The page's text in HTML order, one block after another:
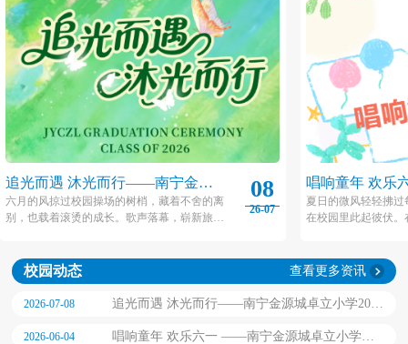
追光而遇 沐光而行——南宁金源
城卓立小学2026届毕业典礼
六月的风掠过校园操场的树梢，藏着不舍的离
别，也载着滚烫的成长。歌声落幕，崭新旅程
场闪闪发光的未来。
08
26-07
唱响童年 欢
城卓立小学
动
夏日的微风轻轻拂
在校园里此起彼伏
之际拉开帷幕！
校园动态 查看更多资讯
2026-07-08
追光而遇 沐光而行——南宁金源城卓立小学2026
届毕业典礼
2026-06-04
唱响童年 欢乐六一 ——南宁金源城卓立小学